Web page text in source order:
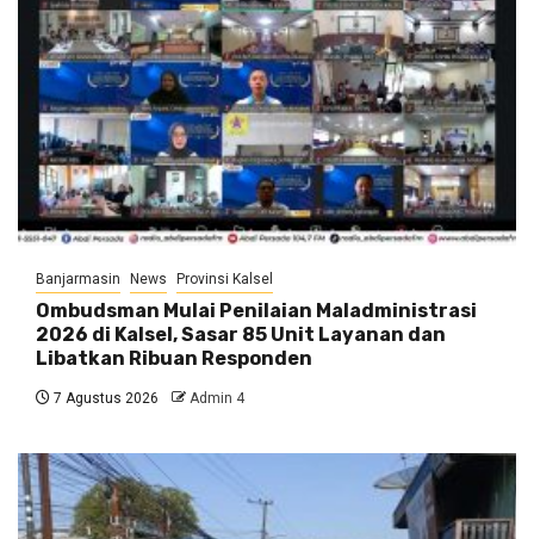
Banjarmasin News Provinsi Kalsel
Ombudsman Mulai Penilaian Maladministrasi
2026 di Kalsel, Sasar 85 Unit Layanan dan
Libatkan Ribuan Responden
7 Agustus 2026 Admin 4